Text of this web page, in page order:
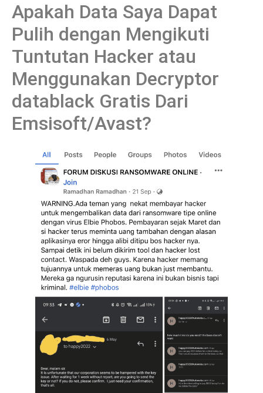
Apakah Data Saya Dapat
Pulih dengan Mengikuti
Tuntutan Hacker atau
Menggunakan Decryptor
datablack Gratis Dari
Emsisoft/Avast?